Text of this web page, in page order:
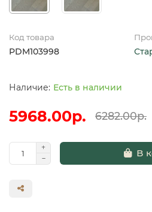
Код товара
PDM103998
Есть в наличии
5968.00р. 6282.00р.
В